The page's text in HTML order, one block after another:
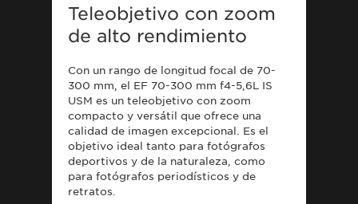
Teleobjetivo con zoom
de alto rendimiento
Con un rango de longitud focal de 70-
300 mm, el EF 70-300 mm f4-5,6L IS
USM es un teleobjetivo con zoom
compacto y versátil que ofrece una
calidad de imagen excepcional. Es el
objetivo ideal tanto para fotógrafos
deportivos y de la naturaleza, como
para fotógrafos periodísticos y de
retratos.